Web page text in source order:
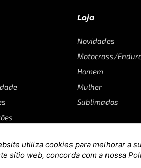
Loja
Novidades
Motocross/
Homem
Mulher
Sublimados
utiliza cookies para melhorar a
sítio web, concorda com a nossa